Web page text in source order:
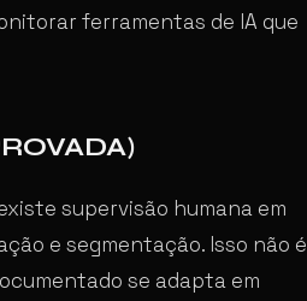
ferramentas de IA que
supervisão humana em
e segmentação. Isso não é
se adapta em